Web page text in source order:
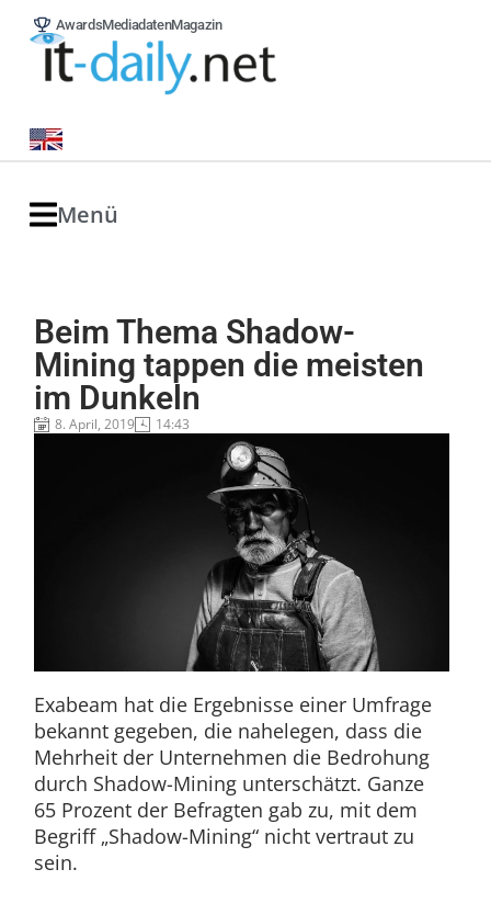
AwardsMediadatenMagazin
Menü
Beim Thema Shadow-
Mining tappen die meisten
im Dunkeln
8. April, 2019 14:43
Exabeam hat die Ergebnisse einer Umfrage
bekannt gegeben, die nahelegen, dass die
Mehrheit der Unternehmen die Bedrohung
durch Shadow-Mining unterschätzt. Ganze
65 Prozent der Befragten gab zu, mit dem
Begriff „Shadow-Mining“ nicht vertraut zu
sein.